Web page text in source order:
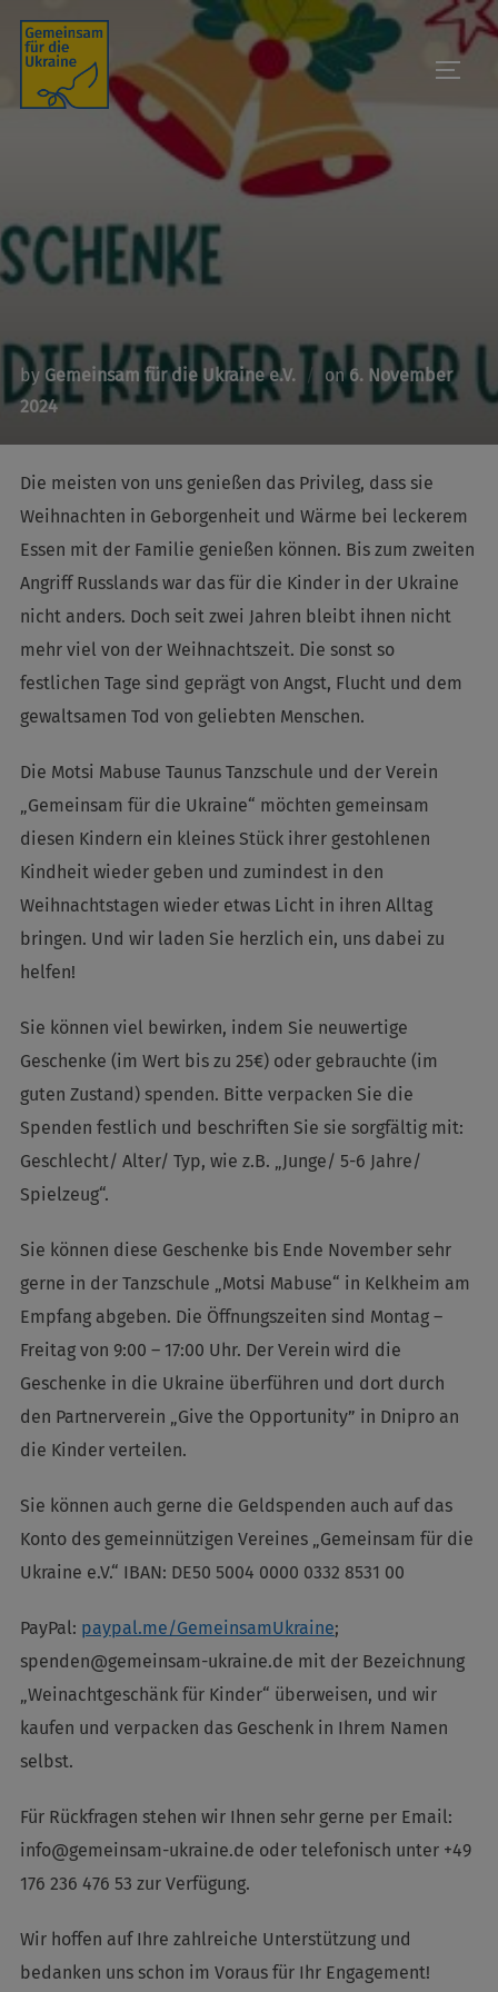
by Gemeinsam für die Ukraine e.V. on Posted
on
6. November
2024
Die meisten von uns genießen das Privileg, dass sie
Weihnachten in Geborgenheit und Wärme bei leckerem
Essen mit der Familie genießen können. Bis zum zweiten
Angriff Russlands war das für die Kinder in der Ukraine
nicht anders. Doch seit zwei Jahren bleibt ihnen nicht
mehr viel von der Weihnachtszeit. Die sonst so
festlichen Tage sind geprägt von Angst, Flucht und dem
gewaltsamen Tod von geliebten Menschen.
Die Motsi Mabuse Taunus Tanzschule und der Verein
„Gemeinsam für die Ukraine“ möchten gemeinsam
diesen Kindern ein kleines Stück ihrer gestohlenen
Kindheit wieder geben und zumindest in den
Weihnachtstagen wieder etwas Licht in ihren Alltag
bringen. Und wir laden Sie herzlich ein, uns dabei zu
helfen!
Sie können viel bewirken, indem Sie neuwertige
Geschenke (im Wert bis zu 25€) oder gebrauchte (im
guten Zustand) spenden. Bitte verpacken Sie die
Spenden festlich und beschriften Sie sie sorgfältig mit:
Geschlecht/ Alter/ Typ, wie z.B. „Junge/ 5-6 Jahre/
Spielzeug“.
Sie können diese Geschenke bis Ende November sehr
gerne in der Tanzschule „Motsi Mabuse“ in Kelkheim am
Empfang abgeben. Die Öffnungszeiten sind Montag –
Freitag von 9:00 – 17:00 Uhr. Der Verein wird die
Geschenke in die Ukraine überführen und dort durch
den Partnerverein „Give the Opportunity” in Dnipro an
die Kinder verteilen.
Sie können auch gerne die Geldspenden auch auf das
Konto des gemeinnützigen Vereines „Gemeinsam für die
Ukraine e.V.“ IBAN: DE50 5004 0000 0332 8531 00
PayPal: paypal.me/GemeinsamUkraine;
spenden@gemeinsam-ukraine.de mit der Bezeichnung
„Weinachtgeschänk für Kinder“ überweisen, und wir
kaufen und verpacken das Geschenk in Ihrem Namen
selbst.
Für Rückfragen stehen wir Ihnen sehr gerne per Email:
info@gemeinsam-ukraine.de oder telefonisch unter +49
176 236 476 53 zur Verfügung.
Wir hoffen auf Ihre zahlreiche Unterstützung und
bedanken uns schon im Voraus für Ihr Engagement!